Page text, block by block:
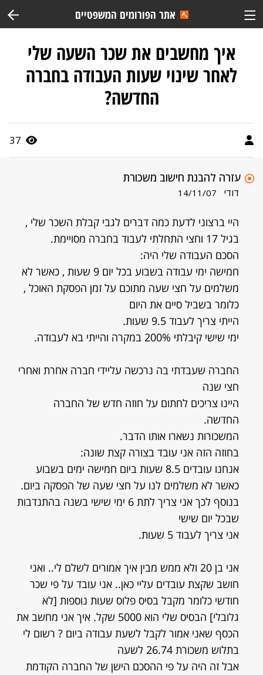
אתר הפורומים המשפטיים
איך מחשבים את שכר השעה שלי
לאחר שינוי שעות העבודה בחברה
החדשה?
37
עזרה להבנת חישוב משכורת
דודי 14/11/07
היי ברצוני לדעת כמה דברים לגבי קבלת השכר שלי ,
בגיל 17 וחצי התחלתי לעבוד בחברה מסויימת.
הסכם העבודה שלי היה:
חמישה ימי עבודה בשבוע בכל יום 9 שעות , כאשר לא
משלמים על חצי שעה מתוכם על זמן הפסקת האוכל ,
כלומר בשביל סיים את היום
הייתי צריך לעבוד 9.5 שעות.
ימי שישי קיבלתי 200% במקרה והייתי בא לעבודה.
החברה שעבדתי בה נרכשה עליידי חברה אחרת ואחרי
חצי שנה
היינו צריכים לחתום על חוזה חדש של החברה
החדשה.
המשכורות נשארו אותו הדבר.
בחוזה הזה אני עובד בצורה קצת שונה:
אנחנו עובדים 8.5 שעות ביום חמישה ימים בשבוע
כאשר לא משלמים לנו על חצי שעה של הפסקה ביום.
בנוסף לכך אני צריך לתת 6 ימי שישי בשנה בהתנדבות
שבכל יום שישי
אני צריך לעבוד 5 שעות.
אני בן 20 ולא ממש מבין איך אמורים לשלם לי.. ואני
חושב שקצת עובדים עליי כאן.. אני עובד על פי שכר
חודשי כלומר מקבל בסיס פלוס שעות נוספות [לא
גלובלי] הבסיס שלי הוא 5000 שקל. איך אני מחשב את
הכסף שאני אמור לקבל לשעת עבודה ביום ? רשום לי
בתלוש משכורת 26.74 לשעה
אבל זה היה על פי ההסכם הישן של החברה הקודמת